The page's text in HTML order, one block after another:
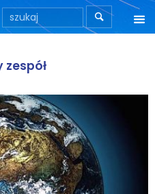

